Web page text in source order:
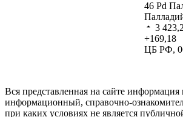
46 Pd
3
+169,18
ЦБ РФ,
Вся представленная на сайте информация
информационный, справочно-
при каких условиях не является